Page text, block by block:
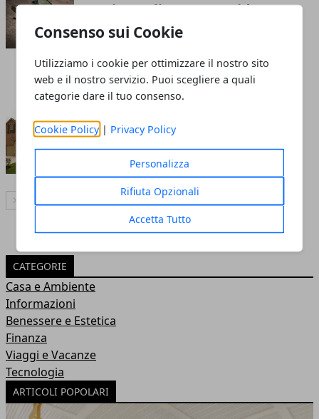
Consenso sui Cookie
Utilizziamo i cookie per ottimizzare il nostro sito
web e il nostro servizio. Puoi scegliere a quali
categorie dare il tuo consenso.
Cookie Policy | Privacy Policy
Personalizza
Rifiuta Opzionali
Accetta Tutto
sportive online: una guida
completa per un pubblico
Redazione- 24 mar 2024
Prospettiva Eccellente
Articolo Successivo
CATEGORIE
Casa e Ambiente
Informazioni
Benessere e Estetica
Finanza
Viaggi e Vacanze
Tecnologia
ARTICOLI POPOLARI